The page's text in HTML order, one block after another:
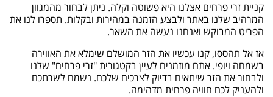
קניית זרי פרחים אצלנו היא פשוטה וקלה. ניתן לבחור מהמגוון
המרהיב שלנו באתר ולבצע הזמנה במהירות ובקלות. תספרו לנו את
הפריט המבוקש ואנחנו נעשה את השאר.
אז אל תהססו, קנו עכשיו את הזר המושלם שימלא את האווירה
בשמחה ויופי. אתם מוזמנים לעיין בקטגורית "זרי פרחים" שלנו
ולבחור את הזר שיתאים בדיוק לצרכים שלכם. נשמח לשרתכם
ולהעניק לכם חוויה פרחית מדהימה.